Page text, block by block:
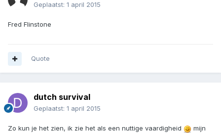
Geplaatst: 1 april 2015
Fred Flinstone
Quote
dutch survival
Geplaatst: 1 april 2015
Zo kun je het zien, ik zie het als een nuttige vaardigheid
mijn